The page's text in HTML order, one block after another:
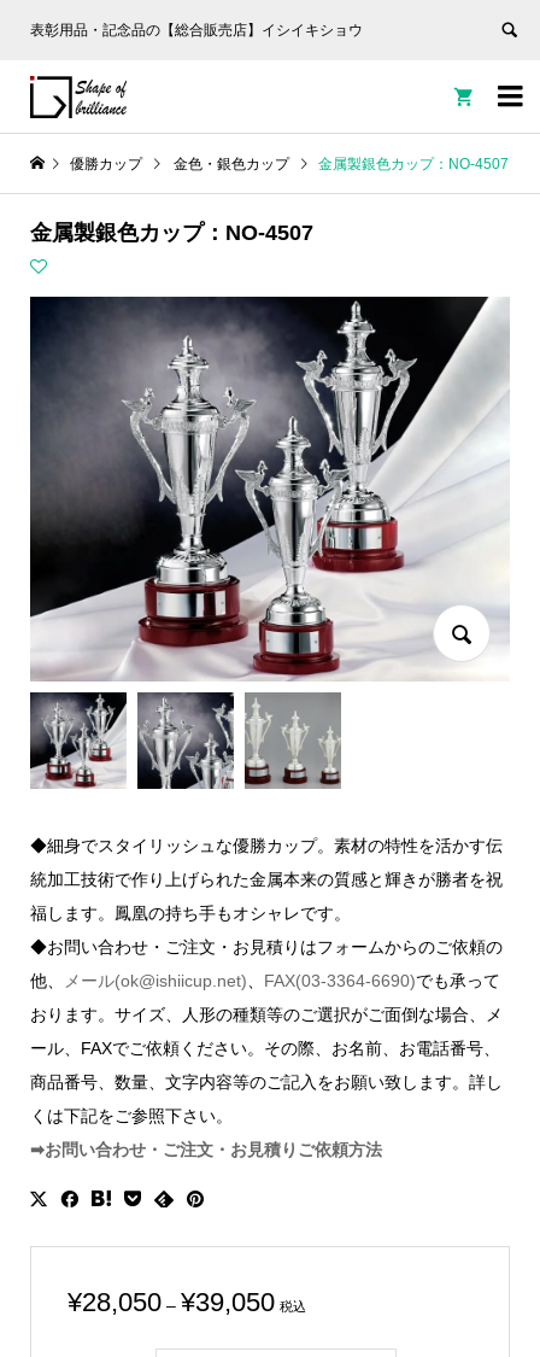
表彰用品・記念品の【総合販売店】イシイキショウ


優勝カップ 金色・銀色カップ 金属製銀色カップ：NO-4507
金属製銀色カップ：NO-4507
◆細身でスタイリッシュな優勝カップ。素材の特性を活かす伝
統加工技術で作り上げられた金属本来の質感と輝きが勝者を祝
福します。鳳凰の持ち手もオシャレです。
◆お問い合わせ・ご注文・お見積りはフォームからのご依頼の
他、
メール(ok@ishiicup.net) FAX(03-3364-6690)でも承って
おります。サイズ、人形の種類等のご選択がご面倒な場合、メ
ール、FAXでご依頼ください。その際、お名前、お電話番号、
商品番号、数量、文字内容等のご記入をお願い致します。詳し
くは下記をご参照下さい。
➡お問い合わせ・ご注文・お見積りご依頼方法
¥28,050 – ¥39,050価
税込